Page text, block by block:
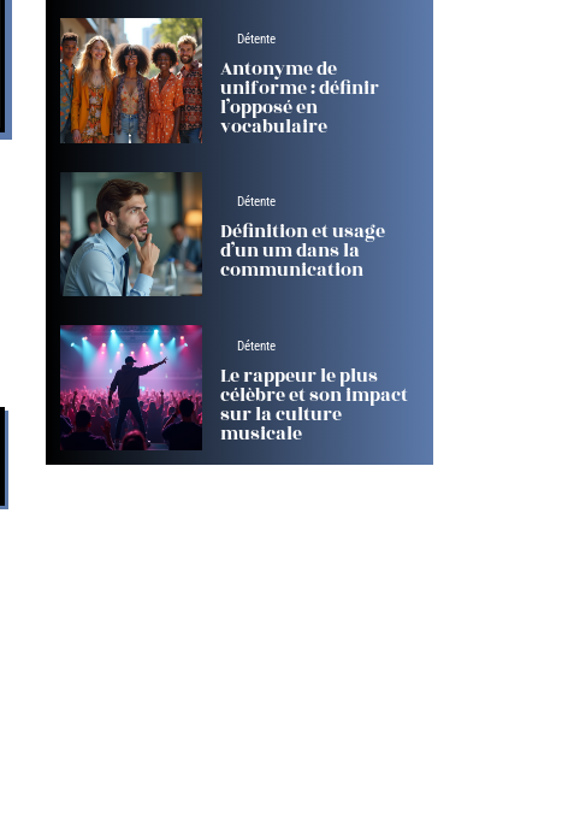
Détente
Antonyme de
uniforme : définir
l’opposé en
vocabulaire
Détente
Définition et usage
d’un um dans la
communication
Détente
Le rappeur le plus
célèbre et son impact
sur la culture
musicale